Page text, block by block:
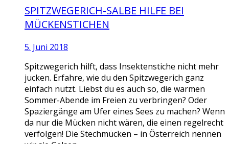
SPITZWEGERICH-SALBE HILFE BEI
MÜCKENSTICHEN
5. Juni 2018
Spitzwegerich hilft, dass Insektenstiche nicht mehr
jucken. Erfahre, wie du den Spitzwegerich ganz
einfach nutzt. Liebst du es auch so, die warmen
Sommer-Abende im Freien zu verbringen? Oder
Spaziergänge am Ufer eines Sees zu machen? Wenn
da nur die Mücken nicht wären, die einen regelrecht
verfolgen! Die Stechmücken – in Österreich nennen